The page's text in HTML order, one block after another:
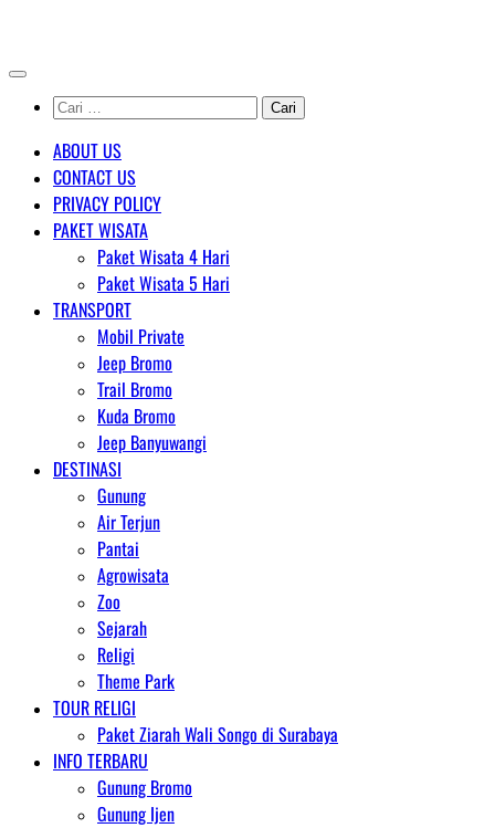
content
Cari
untuk:
ABOUT US
CONTACT US
PRIVACY POLICY
PAKET WISATA
Paket Wisata 4 Hari
Paket Wisata 5 Hari
TRANSPORT
Mobil Private
Jeep Bromo
Trail Bromo
Kuda Bromo
Jeep Banyuwangi
DESTINASI
Gunung
Air Terjun
Pantai
Agrowisata
Zoo
Sejarah
Religi
Theme Park
TOUR RELIGI
Paket Ziarah Wali Songo di Surabaya
INFO TERBARU
Gunung Bromo
Gunung Ijen